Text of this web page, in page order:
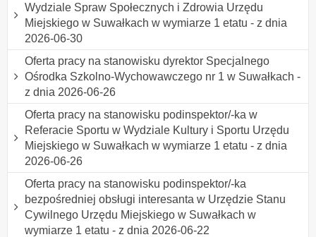
Wydziale Spraw Społecznych i Zdrowia Urzędu
Miejskiego w Suwałkach w wymiarze 1 etatu - z dnia
2026-06-30
Oferta pracy na stanowisku dyrektor Specjalnego
Ośrodka Szkolno-Wychowawczego nr 1 w Suwałkach -
z dnia 2026-06-26
Oferta pracy na stanowisku podinspektor/-ka w
Referacie Sportu w Wydziale Kultury i Sportu Urzędu
Miejskiego w Suwałkach w wymiarze 1 etatu - z dnia
2026-06-26
Oferta pracy na stanowisku podinspektor/-ka
bezpośredniej obsługi interesanta w Urzędzie Stanu
Cywilnego Urzędu Miejskiego w Suwałkach w
wymiarze 1 etatu - z dnia 2026-06-22